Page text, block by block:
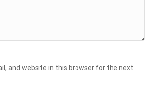
and website in this browser for the next